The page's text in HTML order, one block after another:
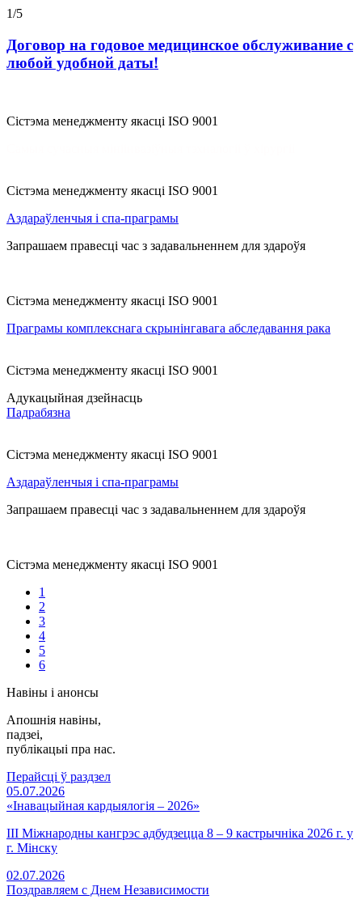
1/5
Договор на годовое медицинское обслуживание с
любой удобной даты!
Сістэма менеджменту якасці ISO 9001
Ciстэма менеджменту якасцi ISO 9001
Аздараўленчыя і спа-праграмы
Запрашаем правесці час з задавальненнем для здароўя
Сістэма менеджменту якасці ISO 9001
Праграмы комплекснага скрынінгавага абследавання рака
Сістэма менеджменту якасці ISO 9001
Адукацыйная дзейнасць
Падрабязна
Сістэма менеджменту якасці ISO 9001
Аздараўленчыя і спа-праграмы
Запрашаем правесці час з задавальненнем для здароўя
Сістэма менеджменту якасці ISO 9001
1
2
3
4
5
6
Навіны і анонсы
Апошнія навіны,
падзеi,
публікацыі пра нас.
Перайсці ў раздзел
05.07.2026
«Інавацыйная кардыялогія – 2026»
III Міжнародны кангрэс адбудзецца 8 – 9 кастрычніка 2026 г. у
г. Мінску
02.07.2026
Поздравляем с Днем Независимости